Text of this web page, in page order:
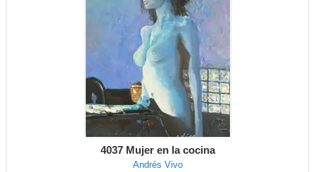
4037 Mujer en la cocina
Andrés Vivo